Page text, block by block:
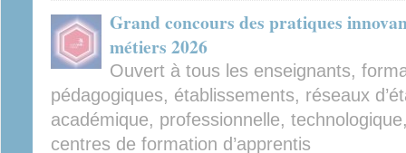
Grand concours des pratiques
métiers 2026
Ouvert à tous les enseignants,
pédagogiques, établissements, réseaux
académique, professionnelle,
centres de formation d’apprentis